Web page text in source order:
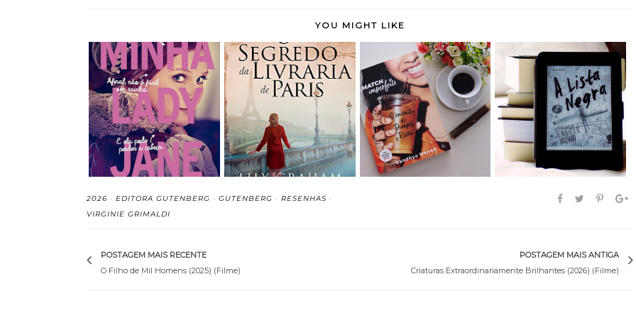
YOU MIGHT LIKE
Minha Lady Jane -
Cynthia Hand, Bro...
O Segredo da Livraria
de Paris - Li...
Match Imperfeito: o
encontro de Dim...
A Lista Negra - Jennifer
Brown (res...
2026 · EDITORA GUTENBERG · GUTENBERG · RESENHAS ·
VIRGINIE GRIMALDI
POSTAGEM MAIS RECENTE
O Filho de Mil Homens (2025) (Filme)
POSTAGEM MAIS ANTIGA
Criaturas Extraordinariamente Brilhantes (2026) (Filme)